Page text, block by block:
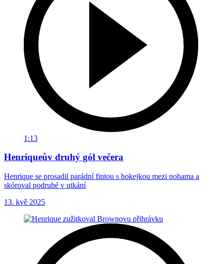
1:13
Henriqueův druhý gól večera
Henrique se prosadil parádní fintou s hokejkou mezi nohama a
skóroval podruhé v utkání
13. kvě 2025